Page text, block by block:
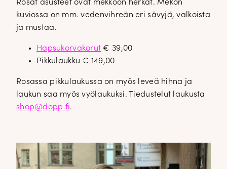
Rosat asusteet ovat mekkoon herkät. Mekon
kuviossa on mm. vedenvihreän eri sävyjä, valkoista
ja mustaa.
Hapsukorvakorut € 39,00
Pikkulaukku € 149,00
Rosassa pikkulaukussa on myös leveä hihna ja
laukun saa myös vyölaukuksi. Tiedustelut laukusta
shop@dopp.fi.